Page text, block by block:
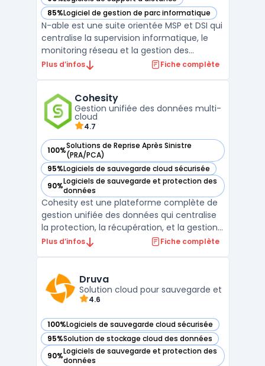
— voir N-able dans cette catégorie
85%Logiciel de gestion de parc informatique
— voir N-able dans cette catégorie
N-able est une suite orientée MSP et DSI qui
centralise la supervision informatique, le
monitoring réseau et la gestion des
correctifs au sein d’une même plateforme.
sécurisé, inventaire, alerting et reporting
pour ...
Plus d’infos Fiche complète
Cohesity
Gestion unifiée des données multi-
cloud
4.7
100%Solutions de Reprise Après Sinistre
(PRA/PCA)
— voir Cohesity dans cette catégorie
95%Logiciels de sauvegarde cloud sécurisée
— voir Cohesity dans cette catégorie
90%Logiciels de sauvegarde et protection des
données
— voir Cohesity dans cette catégorie
Cohesity est une plateforme complète de
gestion unifiée des données qui centralise
la protection, la récupération, et la gestion
des données sur des environnements
de données et améliorer la cyber-résilience
des entrepr ...
Plus d’infos Fiche complète
Druva
Solution cloud pour sauvegarde et
4.6
100%Logiciels de sauvegarde cloud sécurisée
— voir Druva dans cette catégorie
95%Solution de stockage cloud des données
— voir Druva dans cette catégorie
90%Logiciels de sauvegarde et protection des
données
— voir Druva dans cette catégorie